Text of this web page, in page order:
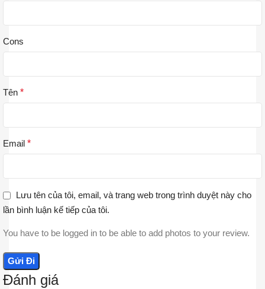
Đánh giá
Cons
Tên *
Email *
Lưu tên của tôi, email, và trang web trong trình duyệt này cho
lần bình luận kế tiếp của tôi.
You have to be logged in to be able to add photos to your review.